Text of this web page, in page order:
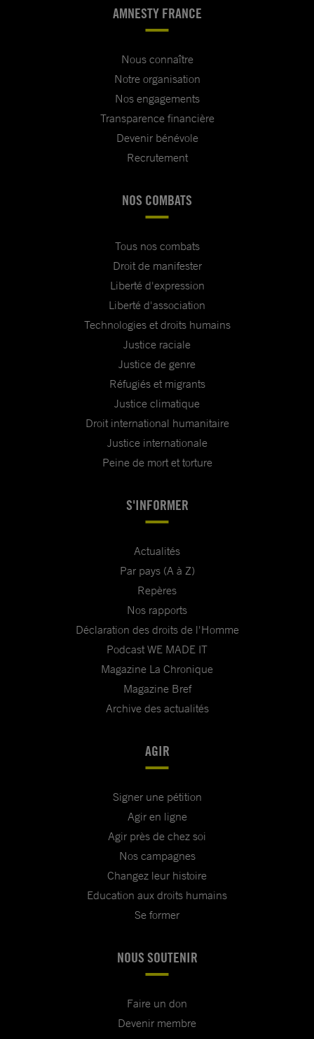
AMNESTY FRANCE
Nous connaître
Notre organisation
Nos engagements
Transparence financière
Devenir bénévole
Recrutement
NOS COMBATS
Tous nos combats
Droit de manifester
Liberté d'expression
Liberté d'association
Technologies et droits humains
Justice raciale
Justice de genre
Réfugiés et migrants
Justice climatique
Droit international humanitaire
Justice internationale
Peine de mort et torture
S'INFORMER
Actualités
Par pays (A à Z)
Repères
Nos rapports
Déclaration des droits de l'Homme
Podcast WE MADE IT
Magazine La Chronique
Magazine Bref
Archive des actualités
AGIR
Signer une pétition
Agir en ligne
Agir près de chez soi
Nos campagnes
Changez leur histoire
Education aux droits humains
Se former
NOUS SOUTENIR
Faire un don
Devenir membre